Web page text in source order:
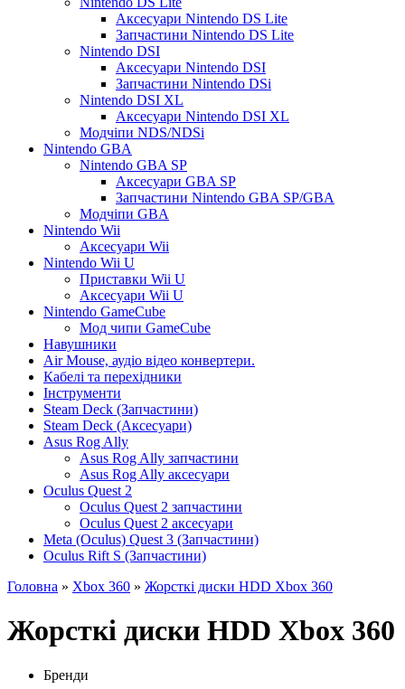
Аксесуари Nintendo DS Lite
Запчастини Nintendo DS Lite
Nintendo DSI
Аксесуари Nintendo DSI
Запчастини Nintendo DSi
Nintendo DSI XL
Аксесуари Nintendo DSI XL
Модчіпи NDS/NDSi
Nintendo GBA
Nintendo GBA SP
Аксесуари GBA SP
Запчастини Nintendo GBA SP/GBA
Модчіпи GBA
Nintendo Wii
Аксесуари Wii
Nintendo Wii U
Приставки Wii U
Аксесуари Wii U
Nintendo GameCube
Мод чипи GameCube
Навушники
Air Mouse, аудіо відео конвертери.
Кабелі та перехідники
Інструменти
Steam Deck (Запчастини)
Steam Deck (Аксесуари)
Asus Rog Ally
Asus Rog Ally запчастини
Asus Rog Ally аксесуари
Oculus Quest 2
Oculus Quest 2 запчастини
Oculus Quest 2 аксесуари
Meta (Oculus) Quest 3 (Запчастини)
Oculus Rift S (Запчастини)
Головна » Xbox 360 » Жорсткі диски HDD Xbox 360
Жорсткі диски HDD Xbox 360
Бренди